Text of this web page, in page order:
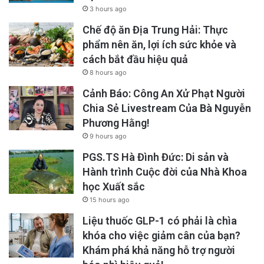
Các phát hiện này cho thấy ngay cả sự gia
tăng khiêm tốn trong hoạt động thể chất, đặc
biệt là các hoạt động nhẹ, cũng góp phần giúp
quá trình lão hóa một cách tích cực hơn. Điều
này đặc biệt phù hợp với người lớn tuổi, những
3 hours ago
Chế độ ăn Địa Trung Hải: Thực
phẩm nên ăn, lợi ích sức khỏe và
cách bắt đầu hiệu quả
8 hours ago
Cảnh Báo: Công An Xử Phạt Người
Chia Sẻ Livestream Của Bà Nguyễn
Phương Hằng!
9 hours ago
PGS.TS Hà Đình Đức: Di sản và
Hành trình Cuộc đời của Nhà Khoa
học Xuất sắc
15 hours ago
Liệu thuốc GLP-1 có phải là chìa
khóa cho việc giảm cân của bạn?
Khám phá khả năng hỗ trợ người